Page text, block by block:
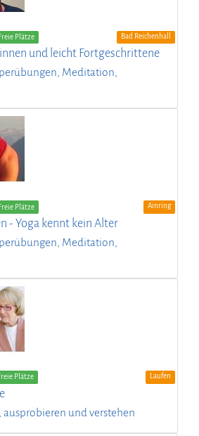
Freie Plätze Bad Reichenhall
und leicht Fortgeschrittene
Meditation,
Freie Plätze Ainring
- Yoga kennt kein Alter
Meditation,
Plätze Laufen
und verstehen